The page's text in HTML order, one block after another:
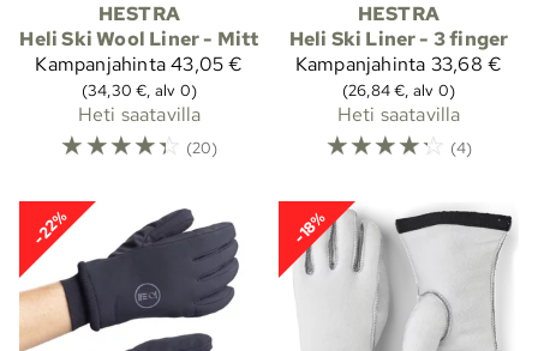
HESTRA
Heli Ski Wool Liner - Mitt
Kampanjahinta43,05 €
(34,30 €, alv 0)
Heti saatavilla
☆☆☆☆☆ (20)
HESTRA
Heli Ski Liner - 3 finger
Kampanjahinta 33,68 €
(26,84 €, alv 0)
Heti saatavilla
☆☆☆☆☆ (4)
-22% -18%